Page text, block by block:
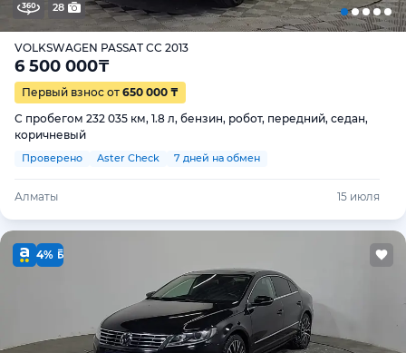
28
VOLKSWAGEN PASSAT CC 2013
6 500 000₸
Первый взнос от 650 000 ₸
С пробегом 232 035 км, 1.8 л, бензин, робот, передний, седан,
коричневый
Проверено Aster Check 7 дней на обмен
Алматы 15 июля
4%